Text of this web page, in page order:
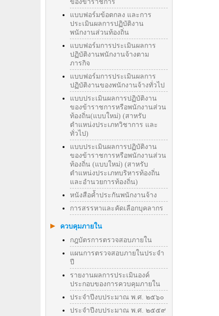
ของข้าราชการ
แบบฟอร์มข้อตกลง และการ
ประเมินผลการปฏิบัติงาน
พนักงานส่วนท้องถิ่น
แบบฟอร์มการประเมินผลการ
ปฏิบัติงานพนักงานจ้างตาม
ภารกิจ
แบบฟอร์มการประเมินผลการ
ปฏิบัติงานของพนักงานจ้างทั่วไป
แบบประเมินผลการปฏิบัติงาน
ของข้าราชการหรือพนักงานส่วน
ท้องถิ่น(แบบใหม่) (สาหรับ
ตำแหน่งประเภทวิชาการ และ
ทั่วไป)
แบบประเมินผลการปฏิบัติงาน
ของข้าราชการหรือพนักงานส่วน
ท้องถิ่น (แบบใหม่) (สาหรับ
ตำแหน่งประเภทบริหารท้องถิ่น
และอำนวยการท้องถิ่น)
หนังสือค้ำประกันพนักงานจ้าง
การสรรหาและคัดเลือกบุคลากร
ควบคุมภายใน
กฎบัตรการตรวจสอบภายใน
แผนการตรวจสอบภายในประจำ
ปี
รายงานผลการประเมินองค์
ประกอบของการควบคุมภายใน
ประจำปีงบประมาณ พ.ศ. ๒๕๖๐
ประจำปีงบประมาณ พ.ศ. ๒๕๕๙